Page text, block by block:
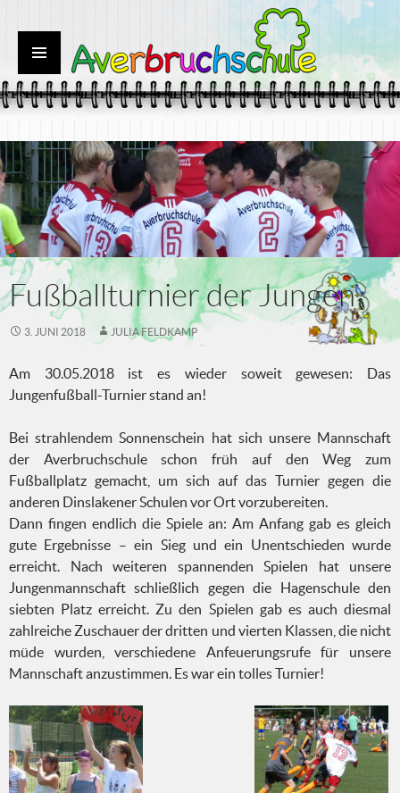
Primäres
SPRINGE
ZUM
Fußballturnier der Jungen
3. JUNI 2018 JULIA FELDKAMP
Am 30.05.2018 ist es wieder soweit gewesen: Das
Jungenfußball-Turnier stand an!
Bei strahlendem Sonnenschein hat sich unsere Mannschaft
der Averbruchschule schon früh auf den Weg zum
Fußballplatz gemacht, um sich auf das Turnier gegen die
anderen Dinslakener Schulen vor Ort vorzubereiten.
Dann fingen endlich die Spiele an: Am Anfang gab es gleich
gute Ergebnisse – ein Sieg und ein Unentschieden wurde
erreicht. Nach weiteren spannenden Spielen hat unsere
Jungenmannschaft schließlich gegen die Hagenschule den
siebten Platz erreicht. Zu den Spielen gab es auch diesmal
zahlreiche Zuschauer der dritten und vierten Klassen, die nicht
müde wurden, verschiedene Anfeuerungsrufe für unsere
Mannschaft anzustimmen. Es war ein tolles Turnier!